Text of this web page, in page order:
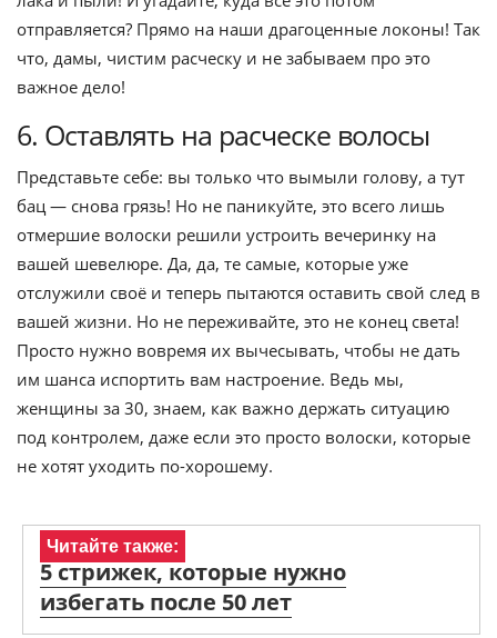
отправляется? Прямо на наши драгоценные локоны! Так
что, дамы, чистим расческу и не забываем про это
важное дело!
6. Оставлять на расческе волосы
Представьте себе: вы только что вымыли голову, а тут
бац — снова грязь! Но не паникуйте, это всего лишь
отмершие волоски решили устроить вечеринку на
вашей шевелюре. Да, да, те самые, которые уже
отслужили своё и теперь пытаются оставить свой след в
вашей жизни. Но не переживайте, это не конец света!
Просто нужно вовремя их вычесывать, чтобы не дать
им шанса испортить вам настроение. Ведь мы,
женщины за 30, знаем, как важно держать ситуацию
под контролем, даже если это просто волоски, которые
не хотят уходить по-хорошему.
Читайте также:
5 стрижек, которые нужно
избегать после 50 лет